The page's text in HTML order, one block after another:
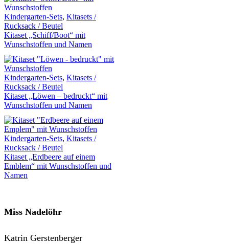
Kindergarten-Sets, Kitasets /
Rucksack / Beutel
Kitaset „Schiff/Boot“ mit
Wunschstoffen und Namen
Kindergarten-Sets, Kitasets /
Rucksack / Beutel
Kitaset „Löwen – bedruckt“ mit
Wunschstoffen und Namen
Kindergarten-Sets, Kitasets /
Rucksack / Beutel
Kitaset „Erdbeere auf einem
Emblem“ mit Wunschstoffen und
Namen
Miss Nadelöhr
Katrin Gerstenberger